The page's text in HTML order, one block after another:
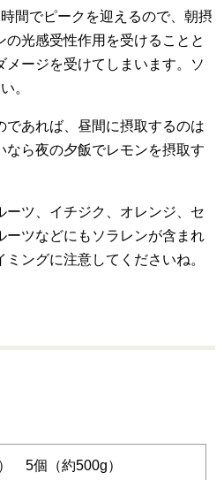
間でピークを迎えるので、朝摂
光感受性作用を受けることと
メージを受けてしまいます。ソ
。
であれば、昼間に摂取するのは
なら夜の夕飯でレモンを摂取す
ーツ、イチジク、オレンジ、セ
ーツなどにもソラレンが含まれ
ングに注意してくださいね。
5個（約500g）